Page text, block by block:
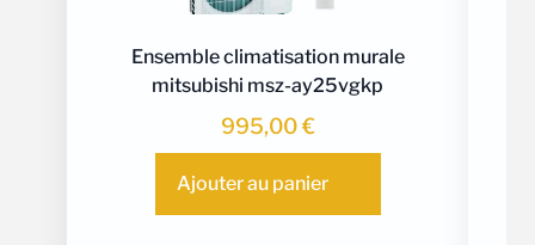
Ensemble climatisation murale
mitsubishi msz-ay25vgkp
995,00€
Ajouter au panier